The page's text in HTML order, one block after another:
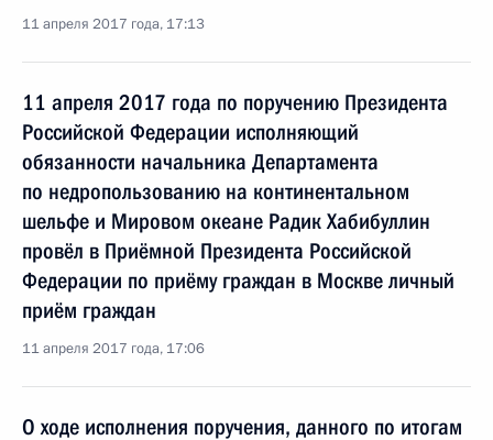
11 апреля 2017 года, 17:13
11 апреля 2017 года по поручению Президента
Российской Федерации исполняющий
обязанности начальника Департамента
по недропользованию на континентальном
шельфе и Мировом океане Радик Хабибуллин
провёл в Приёмной Президента Российской
Федерации по приёму граждан в Москве личный
приём граждан
11 апреля 2017 года, 17:06
О ходе исполнения поручения, данного по итогам